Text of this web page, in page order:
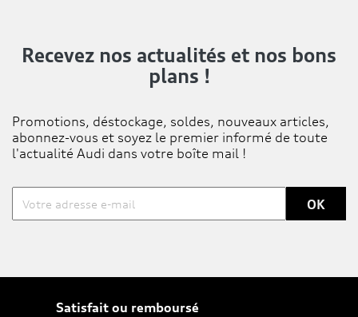
Recevez nos actualités et nos bons
plans !
Promotions, déstockage, soldes, nouveaux articles,
abonnez-vous et soyez le premier informé de toute
l'actualité Audi dans votre boîte mail !
Satisfait ou remboursé